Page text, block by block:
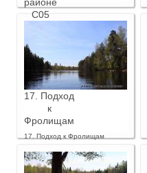
районе
С05
15. Вид р. Лух в районе С05
17. Подход
к
Фролищам
17. Подход к Фролищам